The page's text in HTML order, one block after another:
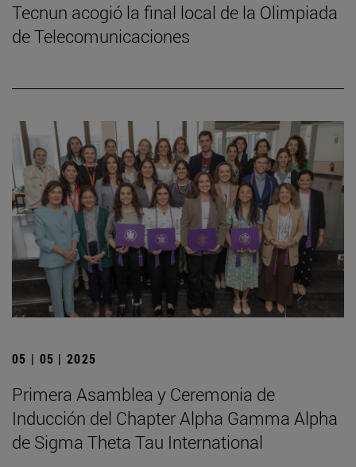
­Tecnun acogió la final local de la Olimpiada
de Telecomunicaciones
05 | 05 | 2025
Primera Asamblea y Ceremonia de
Inducción del Chapter Alpha Gamma Alpha
de Sigma Theta Tau International